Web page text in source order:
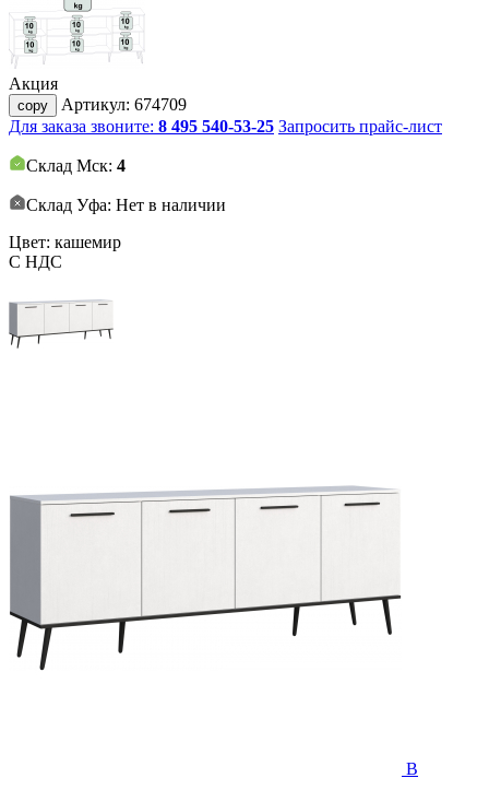
Акция
copy Артикул: 674709
Для заказа звоните: 8 495 540-53-25 Запросить прайс-лист
Склад Мск: 4
Склад Уфа: Нет в наличии
Цвет: кашемир
С НДС
В